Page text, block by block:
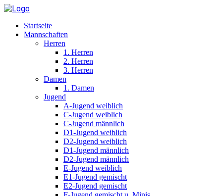
Startseite
Mannschaften
Herren
1. Herren
2. Herren
3. Herren
Damen
1. Damen
Jugend
A-Jugend weiblich
C-Jugend weiblich
C-Jugend männlich
D1-Jugend weiblich
D2-Jugend weiblich
D1-Jugend männlich
D2-Jugend männlich
E-Jugend weiblich
E1-Jugend gemischt
E2-Jugend gemischt